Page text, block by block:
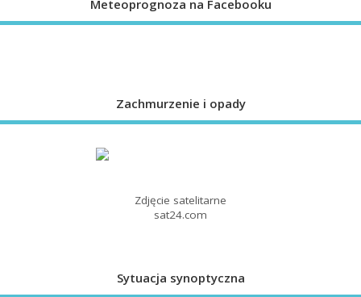
Meteoprognoza na Facebooku
Zachmurzenie i opady
Zdjęcie satelitarne
sat24.com
Sytuacja synoptyczna